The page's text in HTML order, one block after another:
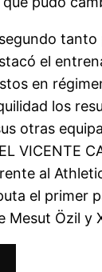
el
en
los
otras
VICENTE
al
el primer
Mesut Özil y